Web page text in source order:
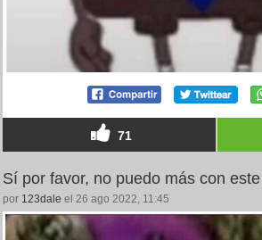
71
Sí por favor, no puedo más con
por 123dale el 26 ago 2022, 11:45